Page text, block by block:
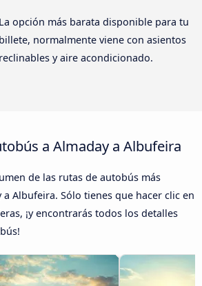
La opción más barata disponible para tu
billete, normalmente viene con asientos
reclinables y aire acondicionado.
a Almaday a Albufeira
de las rutas de autobús más
a Albufeira. Sólo tienes que hacer clic en
¡y encontrarás todos los detalles